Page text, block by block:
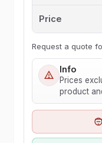
Price
Request a quote
Info
Prices
product